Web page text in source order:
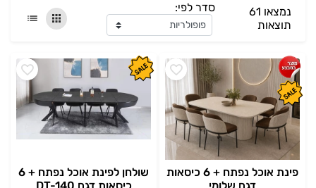
נמצאו 61
תוצאות
סדר לפי:
פינת אוכל נפתח + 6 כיסאות
שולחן לפינת אוכל נפתח + 6